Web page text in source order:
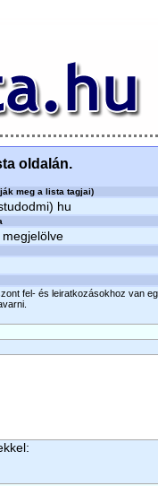
oldalán.
meg a lista tagjai)
hu
megjelölve
fel- és leiratkozásokhoz van